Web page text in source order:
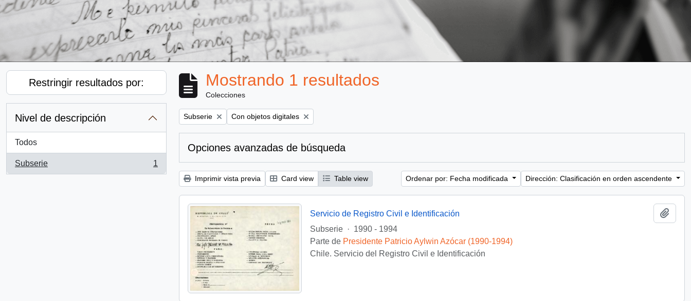
Restringir resultados por:
Nivel de descripción
Todos
Subserie
, 1 resultados
1
Mostrando 1 resultados
Colecciones
Remove filter:
Subserie Remove filter:
Con objetos digitales
Opciones avanzadas de búsqueda
Imprimir vista previa Card view Table view Ordenar por: Fecha modificada Dirección: Clasificación en orden ascendente
Servicio de Registro Civil e Identificación
Subserie
· 1990 - 1994
Parte de Presidente Patricio Aylwin Azócar (1990-1994)
Chile. Servicio del Registro Civil e Identificación